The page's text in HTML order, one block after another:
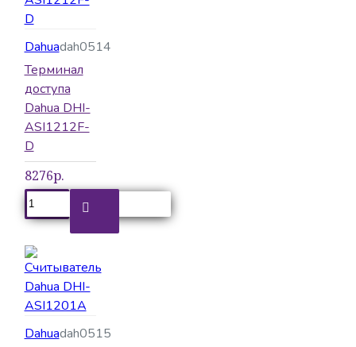
Dahuadah0514
Терминал
доступа
Dahua DHI-
ASI1212F-
D
8276р.
Dahuadah0515